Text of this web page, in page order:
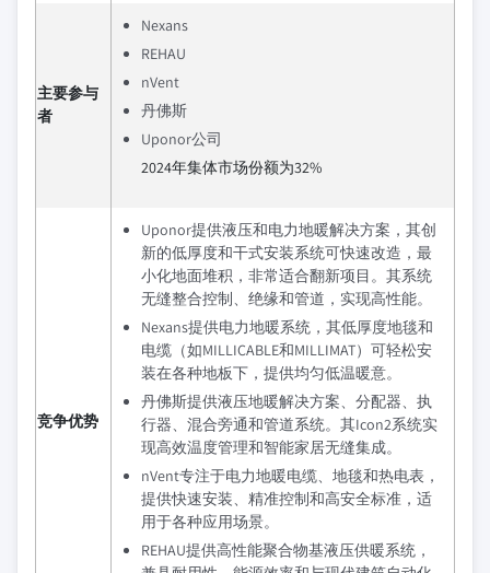
主要参与
者
Nexans
REHAU
nVent
丹佛斯
Uponor公司
2024年集体市场份额为32%
竞争优势
Uponor提供液压和电力地暖解决方案，其创
新的低厚度和干式安装系统可快速改造，最
小化地面堆积，非常适合翻新项目。其系统
无缝整合控制、绝缘和管道，实现高性能。
Nexans提供电力地暖系统，其低厚度地毯和
电缆（如MILLICABLE和MILLIMAT）可轻松安
装在各种地板下，提供均匀低温暖意。
丹佛斯提供液压地暖解决方案、分配器、执
行器、混合旁通和管道系统。其Icon2系统实
现高效温度管理和智能家居无缝集成。
nVent专注于电力地暖电缆、地毯和热电表，
提供快速安装、精准控制和高安全标准，适
用于各种应用场景。
REHAU提供高性能聚合物基液压供暖系统，